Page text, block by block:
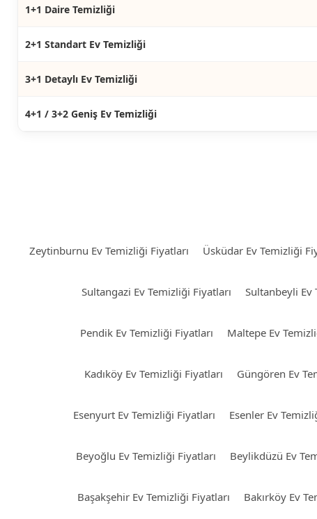
1+1 Daire Temizliği
2+1 Standart Ev Temizliği
3+1 Detaylı Ev Temizliği
4+1 / 3+2 Geniş Ev Temizliği
Zeytinburnu Ev Temizliği Fiyatları Üsküdar Ev Temizliği
Sultangazi Ev Temizliği Fiyatları Sultanbeyli Ev
Pendik Ev Temizliği Fiyatları Maltepe Ev
Kadıköy Ev Temizliği Fiyatları Güngören Ev
Esenyurt Ev Temizliği Fiyatları Esenler Ev
Beyoğlu Ev Temizliği Fiyatları Beylikdüzü Ev
Başakşehir Ev Temizliği Fiyatları Bakırköy Ev